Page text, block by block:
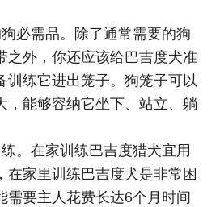
需品。除了通常需要的狗
之外，你还应该给巴吉度犬准
训练它进出笼子。狗笼子可以
，能够容纳它坐下、站立、躺
在家训练巴吉度猎犬宜用
在家里训练巴吉度犬是非常困
需要主人花费长达6个月时间